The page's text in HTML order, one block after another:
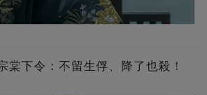
棠下令：不留生俘、降了也殺！